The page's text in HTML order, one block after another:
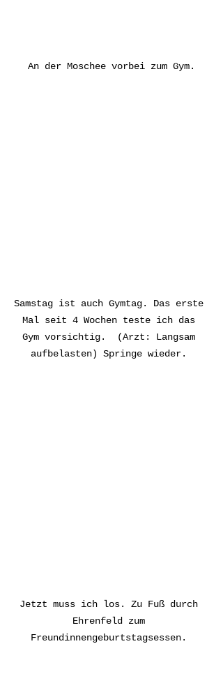
An der Moschee vorbei zum Gym.
Samstag ist auch Gymtag. Das erste
Mal seit 4 Wochen teste ich das
Gym vorsichtig.  (Arzt: Langsam
aufbelasten) Springe wieder.
Jetzt muss ich los. Zu Fuß durch
Ehrenfeld zum
Freundinnengeburtstagsessen.